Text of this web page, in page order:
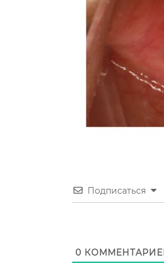
Подписаться
0